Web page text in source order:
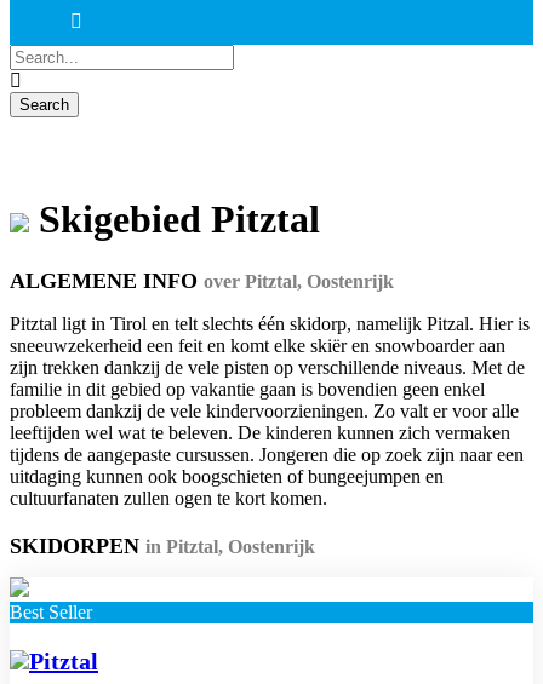
Skigebied Pitztal
ALGEMENE INFO over Pitztal, Oostenrijk
Pitztal ligt in Tirol en telt slechts één skidorp, namelijk Pitzal. Hier is
sneeuwzekerheid een feit en komt elke skiër en snowboarder aan
zijn trekken dankzij de vele pisten op verschillende niveaus. Met de
familie in dit gebied op vakantie gaan is bovendien geen enkel
probleem dankzij de vele kindervoorzieningen. Zo valt er voor alle
leeftijden wel wat te beleven. De kinderen kunnen zich vermaken
tijdens de aangepaste cursussen. Jongeren die op zoek zijn naar een
uitdaging kunnen ook boogschieten of bungeejumpen en
cultuurfanaten zullen ogen te kort komen.
SKIDORPEN in Pitztal, Oostenrijk
Best Seller
Pitztal